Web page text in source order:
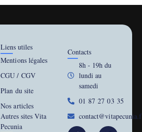
Liens utiles
Mentions légales
CGU / CGV
Plan du site
Nos articles
Autres sites Vita
Pecunia
Contacts
8h - 19h du
lundi au
samedi
01 87 27 03 35